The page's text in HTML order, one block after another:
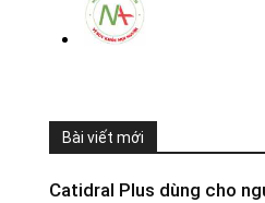
Bài viết mới
Catidral Plus dùng cho